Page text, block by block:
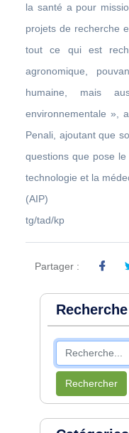
la santé a pour
projets de recherche
tout ce qui est
agronomique,
humaine, mais
environnementale »,
Penali, ajoutant que
questions que pose
technologie et la
(AIP)
tg/tad/kp
Partager :
Recherche
Rechercher